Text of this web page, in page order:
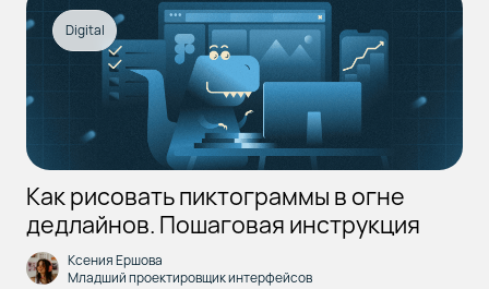
Digital
Как рисовать пиктограммы в огне
дедлайнов. Пошаговая инструкция
Ксения Ершова
Младший проектировщик интерфейсов